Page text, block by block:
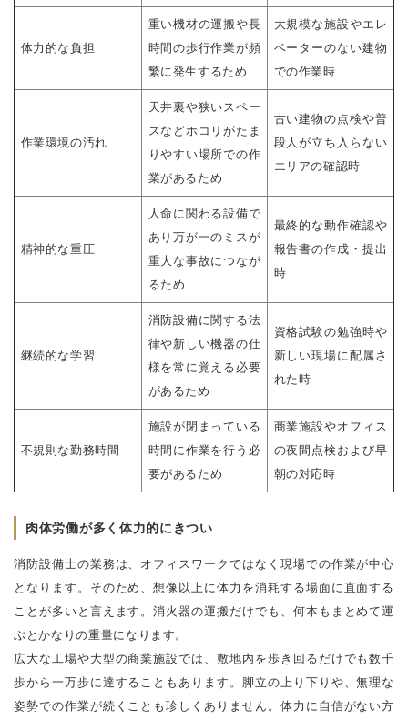
体力的な負担
重い機材の運搬や長
時間の歩行作業が頻
繁に発生するため
大規模な施設やエレ
ベーターのない建物
での作業時
作業環境の汚れ
天井裏や狭いスペー
スなどホコリがたま
りやすい場所での作
業があるため
古い建物の点検や普
段人が立ち入らない
エリアの確認時
精神的な重圧
人命に関わる設備で
あり万が一のミスが
重大な事故につなが
るため
最終的な動作確認や
報告書の作成・提出
時
継続的な学習
消防設備に関する法
律や新しい機器の仕
様を常に覚える必要
があるため
資格試験の勉強時や
新しい現場に配属さ
れた時
不規則な勤務時間
施設が閉まっている
時間に作業を行う必
要があるため
商業施設やオフィス
の夜間点検および早
朝の対応時
肉体労働が多く体力的にきつい
消防設備士の業務は、オフィスワークではなく現場での作業が中心
となります。そのため、想像以上に体力を消耗する場面に直面する
ことが多いと言えます。消火器の運搬だけでも、何本もまとめて運
ぶとかなりの重量になります。
広大な工場や大型の商業施設では、敷地内を歩き回るだけでも数千
歩から一万歩に達することもあります。脚立の上り下りや、無理な
姿勢での作業が続くことも珍しくありません。体力に自信がない方